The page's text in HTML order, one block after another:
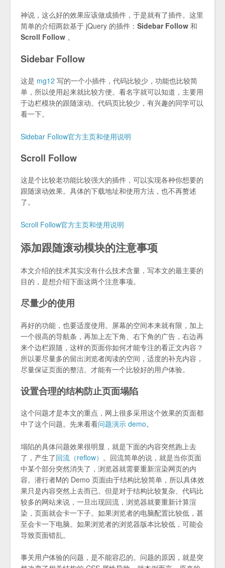
神说，这么好的效果应该做成插件，于是就有了插件。这里
简单的介绍两款基于 jQuery 的插件： Sidebar Follow 和
Scroll Follow 。
Sidebar Follow
这是 mg12 写的一个小插件，代码比较少，功能也比较简
单，所以使用起来就比较方便。看名字就可以知道，主要用
于边栏模块的跟随滚动。代码页比较少，有兴趣的同学可以
看一下。
Sidebar Follow官方主页和使用说明
Scroll Follow
这是个比较老功能比较强大的插件，可以实现各种你想要的
跟随滚动效果。具体的下载地址和使用方法，也不再赘述
了。
Scroll Follow官方主页和使用说明
添加跟随滚动模块的注意事项
本文介绍的技术其实没有什么技术含量，写本文的最主要的
目的，是想介绍下面这两个注意事项。
尽量少的使用
再好的功能，也要适度使用。屏幕的空间本来就有限，加上
一个很高的导航条，再加上左下角、右下角的广告，右边再
来个边栏跟随，这样的页面你如何才能专注的看正文内容？
所以要尽量多的留出浏览者阅读的空间，适度的补充内容，
尽量保证页面的整洁。才能有一个比较好的用户体验。
设置合理的结构防止页面塌陷
这个问题才是本文的重点，网上很多采用这个效果的页面都
中了这个问题。先来看看问题演示 demo。
塌陷的具体问题效果很明显，就是下面的内容突然跑上去
了，产生了回流（reflow） 。回流简单的说，就是当你页面
中某个部分突然消失了，浏览器就需要重新渲染网页的内
容。潜行者M的 Demo 页面由于结构比较简单，所以具体效
果只是内容突然上去而已。但是对于结构比较复杂、代码比
较多的网站来说，一旦出现回流，浏览器就要重新计算渲
染，页面就会卡一下子。如果浏览者的电脑配置比较低，甚
至会卡一下电脑。如果浏览者的浏览器版本比较低，可能会
导致页面错乱。
事关用户体验的问题，是不能容忍的。问题的原因，就是突